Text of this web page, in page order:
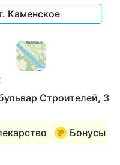
Каменское
Строителей, 3
Бонусы